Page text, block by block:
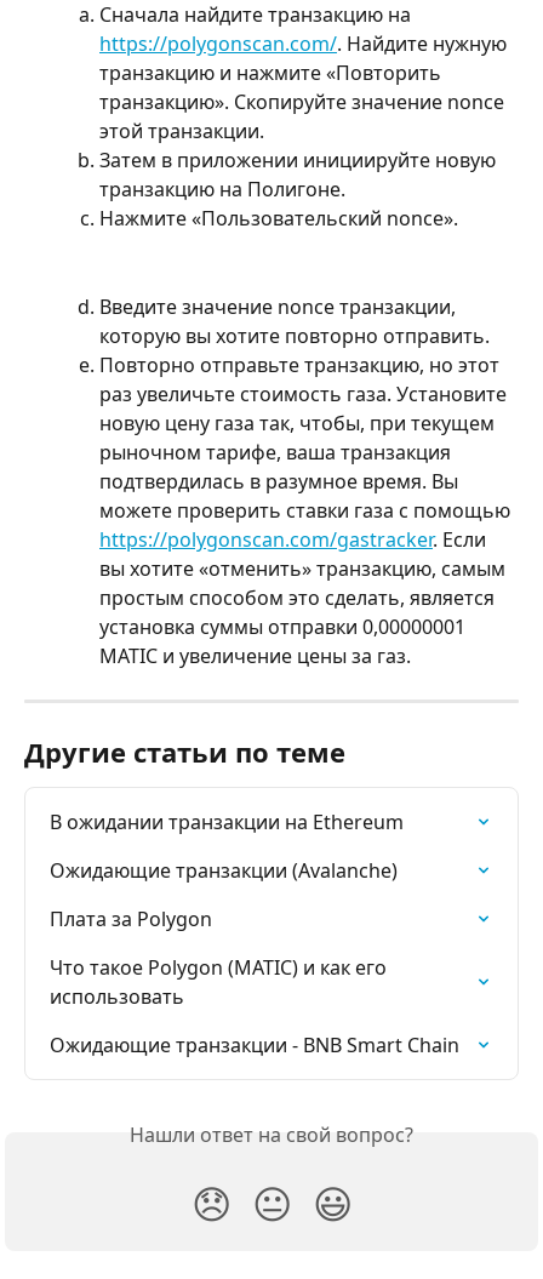
Сначала найдите транзакцию на
https://polygonscan.com/. Найдите нужную
транзакцию и нажмите «Повторить
транзакцию». Скопируйте значение nonce
этой транзакции.
Затем в приложении инициируйте новую
транзакцию на Полигоне.
Нажмите «Пользовательский nonce».
Введите значение nonce транзакции,
которую вы хотите повторно отправить.
Повторно отправьте транзакцию, но этот
раз увеличьте стоимость газа. Установите
новую цену газа так, чтобы, при текущем
рыночном тарифе, ваша транзакция
подтвердилась в разумное время. Вы
можете проверить ставки газа с помощью
https://polygonscan.com/gastracker. Если
вы хотите «отменить» транзакцию, самым
простым способом это сделать, является
установка суммы отправки 0,00000001
MATIC и увеличение цены за газ.
Другие статьи по теме
В ожидании транзакции на Ethereum
Ожидающие транзакции (Avalanche)
Плата за Polygon
Что такое Polygon (MATIC) и как его
использовать
Ожидающие транзакции - BNB Smart Chain
Нашли ответ на свой вопрос?
😞 😐 😃